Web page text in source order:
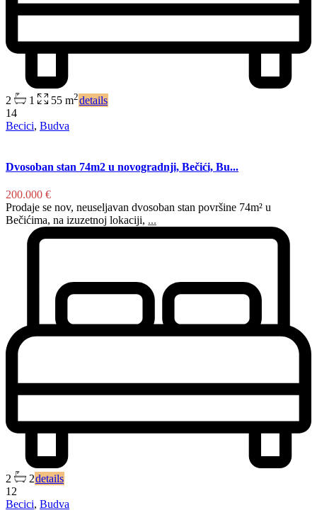
2 1 55 m2details
14
Becici, Budva
Dvosoban stan 74m2 u novogradnji, Bečići, Bu...
200.000 €
Prodaje se nov, neuseljavan dvosoban stan površine 74m² u
Bečićima, na izuzetnoj lokaciji, ...
2 2details
12
Becici, Budva